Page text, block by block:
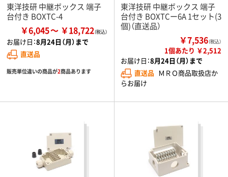
東洋技研 中継ボックス 端子
台付き BOXTC-4
￥6,045 ￥18,722
お届け日：8月24日（月）まで
直送品
販売単位違いの商品が2商品あります
東洋技研 中継ボックス 端子
台付き BOXTCー6A 1セット(3
個)（直送品）
￥7,536（税込）
1個あたり ￥2,512
お届け日：8月24日（月）まで
直送品 ＭＲＯ商品取扱店か
らお届け